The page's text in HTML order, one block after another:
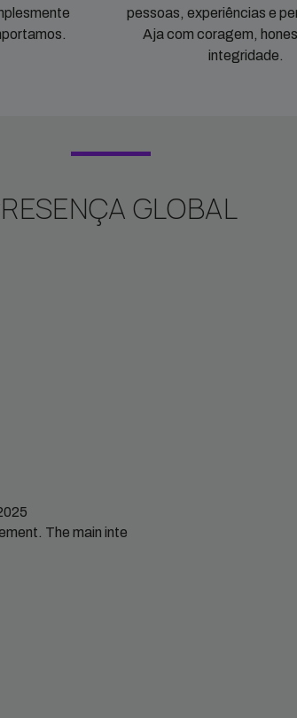
pessoas, experiências e
Aja com coragem,
integridade.
GLOBAL
The main inte